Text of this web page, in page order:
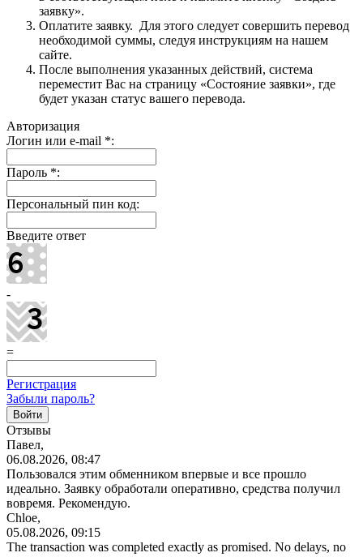
заявку».
Оплатите заявку. Для этого следует совершить перевод
необходимой суммы, следуя инструкциям на нашем
сайте.
После выполнения указанных действий, система
переместит Вас на страницу «Состояние заявки», где
будет указан статус вашего перевода.
Авторизация
Логин или e-mail *:
Пароль *:
Персональный пин код:
Введите ответ
-
=
Регистрация
Забыли пароль?
Отзывы
Павел,
06.08.2026, 08:47
Пользовался этим обменником впервые и все прошло
идеально. Заявку обработали оперативно, средства получил
вовремя. Рекомендую.
Chloe,
05.08.2026, 09:15
The transaction was completed exactly as promised. No delays, no